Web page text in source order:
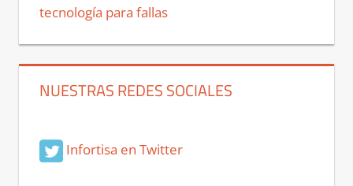
tecnología para fallas
NUESTRAS REDES SOCIALES
Infortisa en Twitter